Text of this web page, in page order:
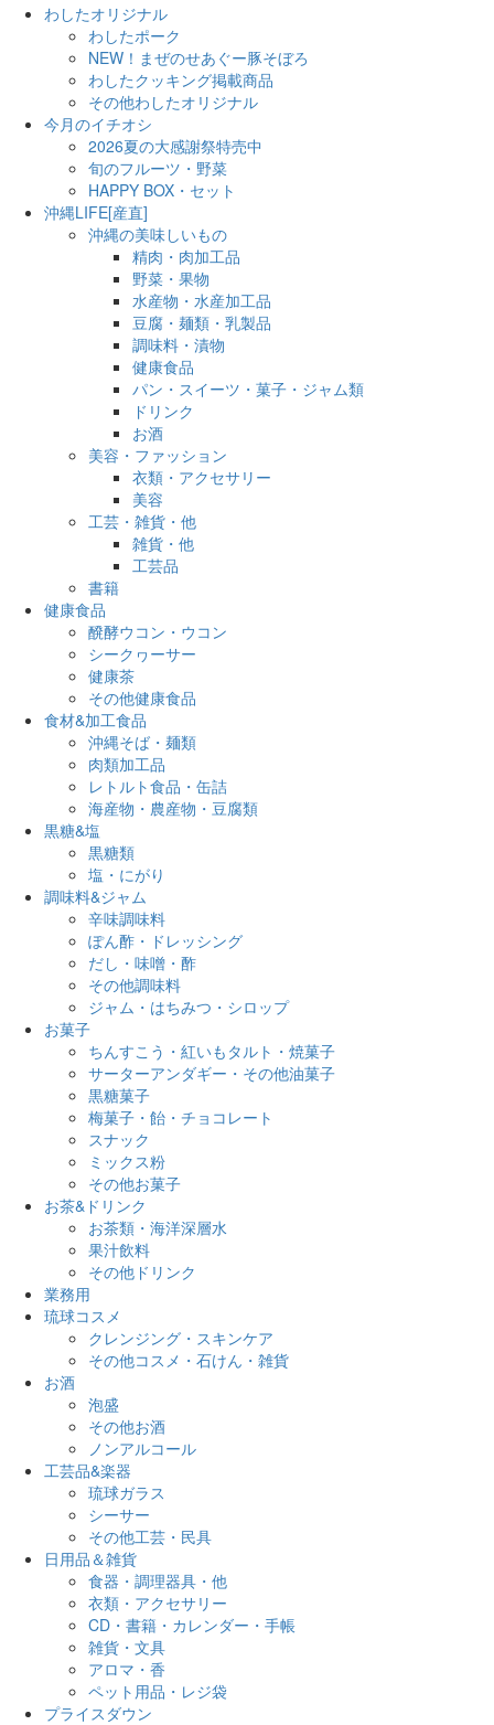
わしたオリジナル
わしたポーク
NEW！まぜのせあぐー豚そぼろ
わしたクッキング掲載商品
その他わしたオリジナル
今月のイチオシ
2026夏の大感謝祭特売中
旬のフルーツ・野菜
HAPPY BOX・セット
沖縄LIFE[産直]
沖縄の美味しいもの
精肉・肉加工品
野菜・果物
水産物・水産加工品
豆腐・麺類・乳製品
調味料・漬物
健康食品
パン・スイーツ・菓子・ジャム類
ドリンク
お酒
美容・ファッション
衣類・アクセサリー
美容
工芸・雑貨・他
雑貨・他
工芸品
書籍
健康食品
醗酵ウコン・ウコン
シークヮーサー
健康茶
その他健康食品
食材&加工食品
沖縄そば・麺類
肉類加工品
レトルト食品・缶詰
海産物・農産物・豆腐類
黒糖&塩
黒糖類
塩・にがり
調味料&ジャム
辛味調味料
ぽん酢・ドレッシング
だし・味噌・酢
その他調味料
ジャム・はちみつ・シロップ
お菓子
ちんすこう・紅いもタルト・焼菓子
サーターアンダギー・その他油菓子
黒糖菓子
梅菓子・飴・チョコレート
スナック
ミックス粉
その他お菓子
お茶&ドリンク
お茶類・海洋深層水
果汁飲料
その他ドリンク
業務用
琉球コスメ
クレンジング・スキンケア
その他コスメ・石けん・雑貨
お酒
泡盛
その他お酒
ノンアルコール
工芸品&楽器
琉球ガラス
シーサー
その他工芸・民具
日用品＆雑貨
食器・調理器具・他
衣類・アクセサリー
CD・書籍・カレンダー・手帳
雑貨・文具
アロマ・香
ペット用品・レジ袋
プライスダウン